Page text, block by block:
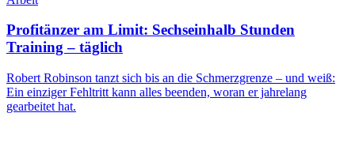
Profitänzer am Limit: Sechseinhalb Stunden
Training – täglich
Robert Robinson tanzt sich bis an die Schmerzgrenze – und weiß:
Ein einziger Fehltritt kann alles beenden, woran er jahrelang
gearbeitet hat.